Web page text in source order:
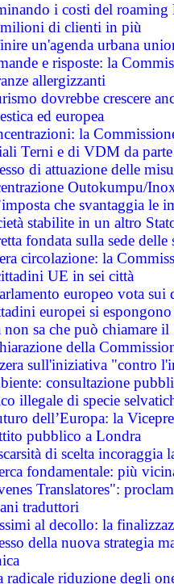
i costi del roaming
di clienti in più
un'agenda urbana
e risposte: la
allergizzanti
dovrebbe crescere
ed europea
la
Terni e di VDM da
di attuazione delle
Outokumpu/
che svantaggia le
stabilite in un altro
fondata sulla sede delle
circolazione: la
UE in sei città
europeo vota sui
europei si
non sa che può chiamare
della
sull'iniziativa "contro
consultazione
illegale di specie
dell’Europa: la
pubblico a Londra
di scelta
fondamentale: più
Translatores":
traduttori
al decollo: la
della nuova strategia
radicale riduzione degli